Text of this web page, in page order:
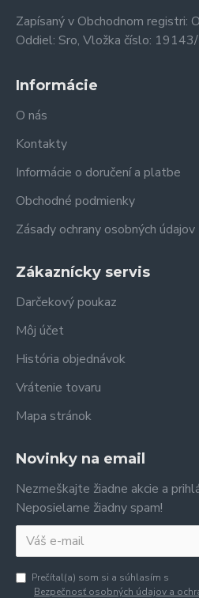
Zapísaný v Obchodnom registri:
Oddiel: Sro, Vložka číslo:
Informácie
O nás
Kontakty
Informácie o doručení a platbe
Obchodné podmienky
Zásady ochrany osobných údajov
Zákaznícky servis
Darčekový poukaz
Môj účet
História objednávok
Vrátenie tovaru
Mapa stránok
Novinky na email
Nezmeškajte žiadne akcie a
Neposielame žiadny spam!
Prečítal(a) som si a súhlasím s
Bezpečnosť osobných údajov a